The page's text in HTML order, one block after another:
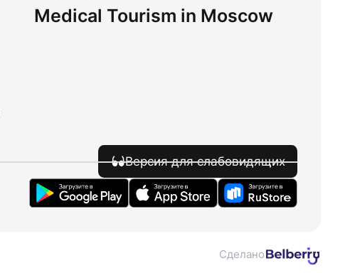
Medical Tourism in Moscow
Версия для слабовидящих
Сделано